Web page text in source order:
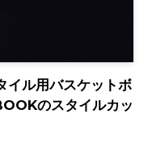
イル用バスケットボ
のスタイルカッ